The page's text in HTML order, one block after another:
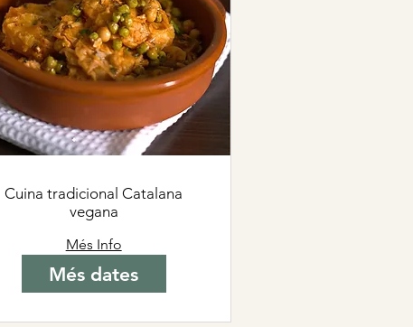
Cuina tradicional Catalana
vegana
Més Info
Més dates